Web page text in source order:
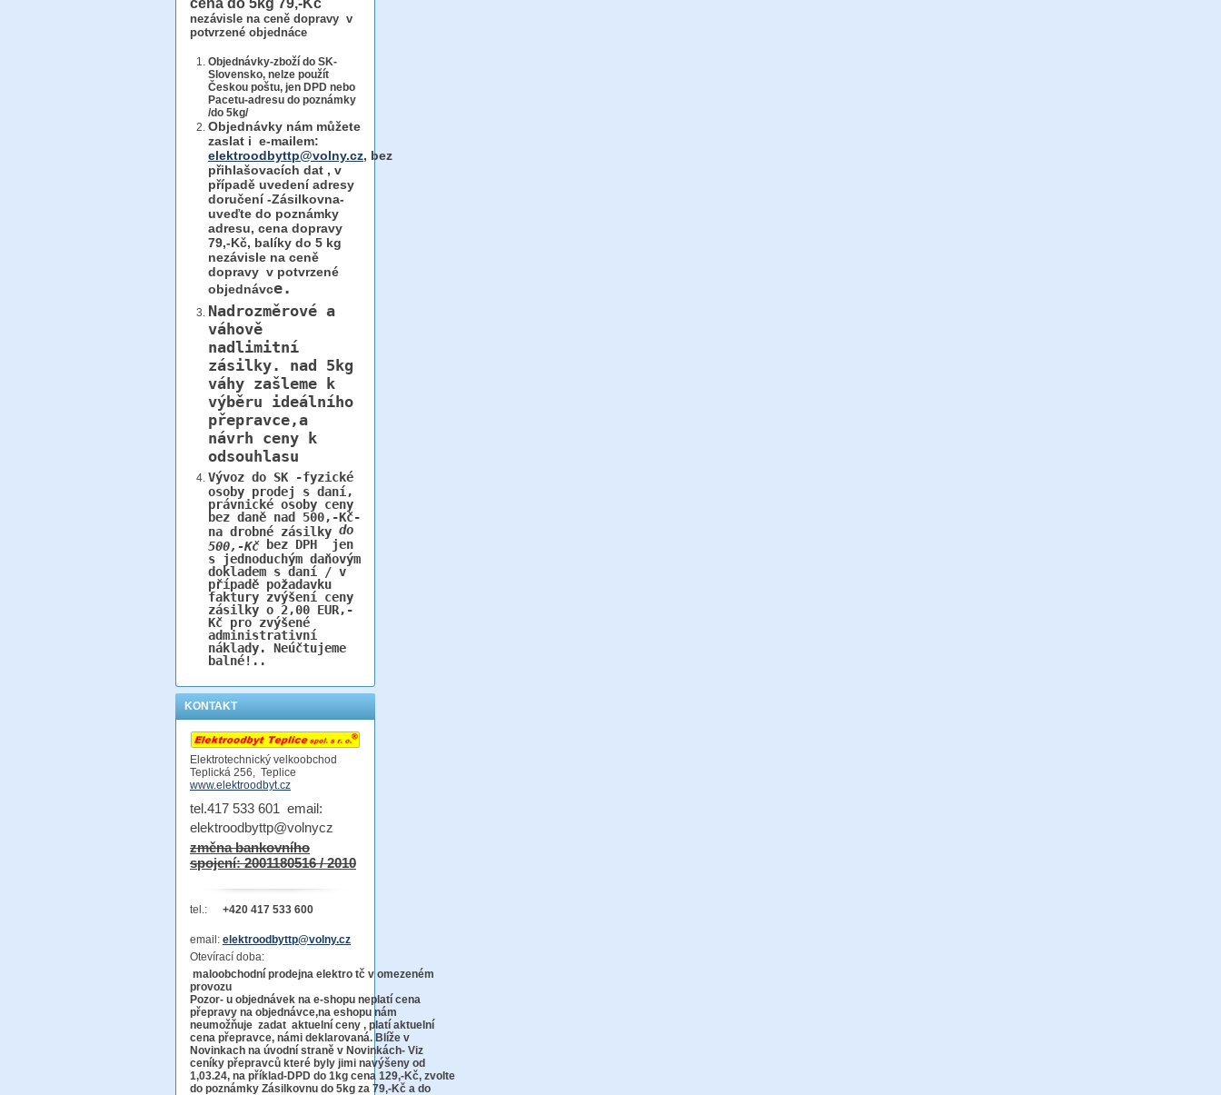
cena do 5kg 79,-Kč
nezávisle na ceně dopravy v
potvrzené objednáce
Objednávky-zboží do SK-
Slovensko, nelze použít
Českou poštu, jen DPD nebo
Pacetu-adresu do poznámky
/do 5kg/
Objednávky nám můžete
zaslat i e-mailem:
elektroodbyttp@volny.cz, bez
přihlašovacích dat , v
případě uvedení adresy
doručení -Zásilkovna-
uveďte do poznámky
adresu, cena dopravy
79,-Kč, balíky do 5 kg
nezávisle na ceně
dopravy v potvrzené
objednávce.
Nadrozměrové a
váhově
nadlimitní
zásilky. nad 5kg
váhy zašleme k
výběru ideálního
přepravce,a
návrh ceny k
odsouhlasu
Vývoz do SK -fyzické
osoby prodej s daní,
právnické osoby ceny
bez daně nad 500,-Kč-
na drobné zásilky do
500,-Kčbez DPH jen
s jednoduchým daňovým
dokladem s daní / v
případě požadavku
faktury zvýšení ceny
zásilky o 2,00 EUR,-
Kč pro zvýšené
administrativní
náklady. Neúčtujeme
balné!..
KONTAKT
Elektrotechnický velkoobchod
Teplická 256, Teplice
www.elektroodbyt.cz
tel.417 533 601 email:
elektroodbyttp@volnycz
změna bankovního
spojení: 2001180516 / 2010
tel.: +420 417 533 600
email: elektroodbyttp@volny.cz
Otevírací doba:
maloobchodní prodejna elektro tč v omezeném
provozu
Pozor- u objednávek na e-shopu neplatí cena
přepravy na objednávce,na eshopu nám
neumožňuje zadat aktuelní ceny , platí aktuelní
cena přepravce, námi deklarovaná. Blíže v
Novinkach na úvodní straně v Novinkách- Viz
ceníky přepravců které byly jimi navýšeny od
1,03.24, na příklad-DPD do 1kg cena 129,-Kč, zvolte
do poznámky Zásilkovnu do 5kg za 79,-Kč a do